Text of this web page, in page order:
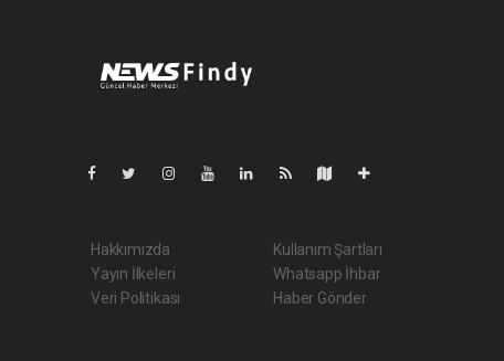
Hakkımızda
Yayın İlkeleri
Veri Politikası
Kullanım Şartları
Whatsapp İhbar
Haber Gönder